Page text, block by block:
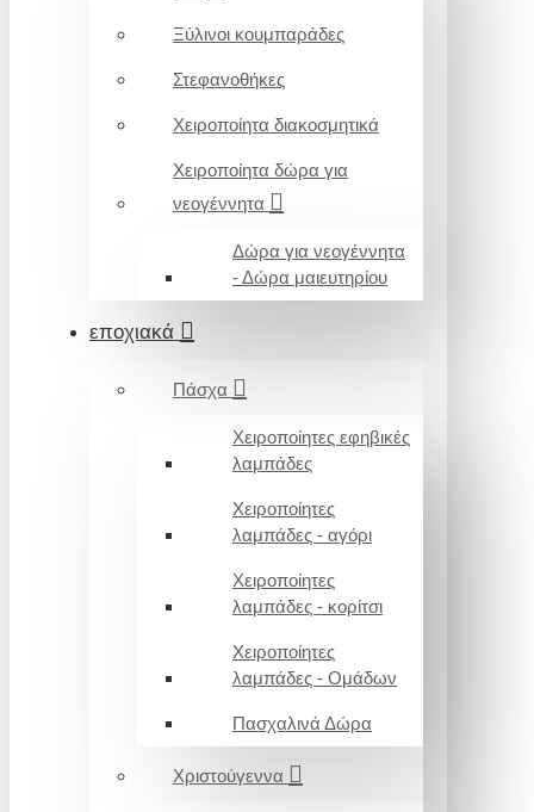
Ξύλινοι κουμπαράδες
Στεφανοθήκες
Χειροποίητα διακοσμητικά
Χειροποίητα δώρα για
νεογέννητα
Δώρα για νεογέννητα
- Δώρα μαιευτηρίου
εποχιακά
Πάσχα
Χειροποίητες εφηβικές
λαμπάδες
Χειροποίητες
λαμπάδες - αγόρι
Χειροποίητες
λαμπάδες - κορίτσι
Χειροποίητες
λαμπάδες - Ομάδων
Πασχαλινά Δώρα
Χριστούγεννα